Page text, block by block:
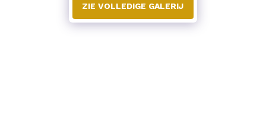
ZIE VOLLEDIGE GALERIJ